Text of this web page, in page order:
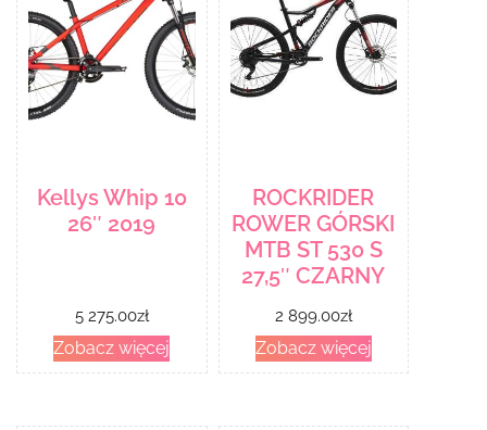
Kellys Whip 10
26″ 2019
5 275.00zł
Zobacz więcej
ROCKRIDER
ROWER GÓRSKI
MTB ST 530 S
27,5″ CZARNY
2 899.00zł
Zobacz więcej